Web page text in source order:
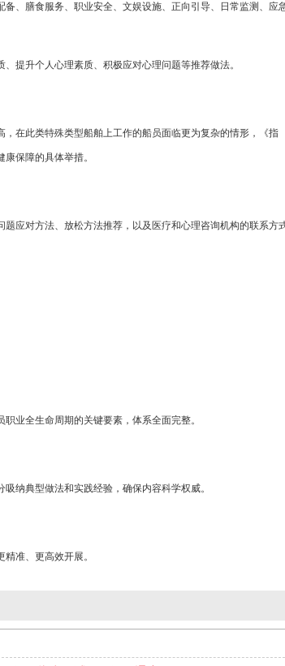
、膳食服务、职业安全、文娱设施、正向引导、日常监测、应
提升个人心理素质、积极应对心理问题等推荐做法。
在此类特殊类型船舶上工作的船员面临更为复杂的情形，《指
保障的具体举措。
题应对方法、放松方法推荐，以及医疗和心理咨询机构的联系方
业全生命周期的关键要素，体系全面完整。
纳典型做法和实践经验，确保内容科学权威。
准、更高效开展。